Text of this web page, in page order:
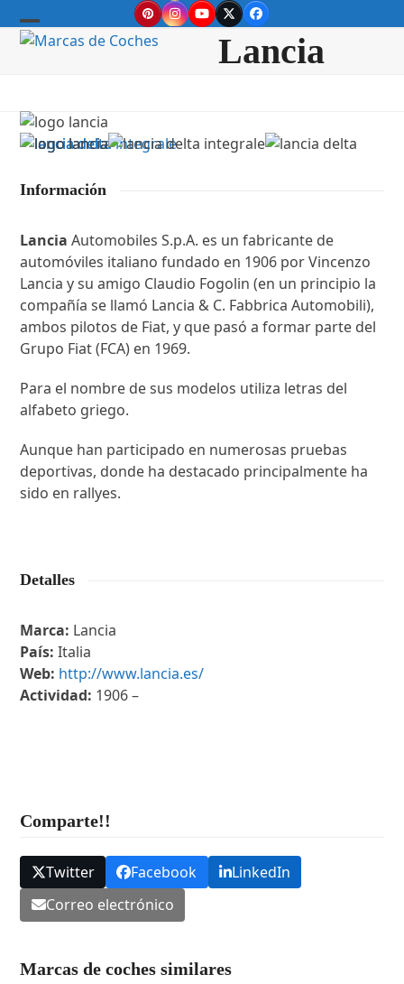
to
PinterestInstagram
YouTube
TwitterFacebook
Open
Close
Lancia
Información
LanciaAutomobiles S.p.A. es un fabricante de
automóviles italiano fundado en 1906 por Vincenzo
Lancia y su amigo Claudio Fogolin (en un principio la
compañía se llamó Lancia & C. Fabbrica Automobili),
ambos pilotos de Fiat, y que pasó a formar parte del
Grupo Fiat (FCA) en 1969.
Para el nombre de sus modelos utiliza letras del
alfabeto griego.
Aunque han participado en numerosas pruebas
deportivas, donde ha destacado principalmente ha
sido en rallyes.
Detalles
Marca: Lancia
País:Italia
Web: http://www.lancia.es/
Actividad: 1906 –
Comparte!!
Twitter Facebook
LinkedIn
Correo electrónico
Marcas de coches similares